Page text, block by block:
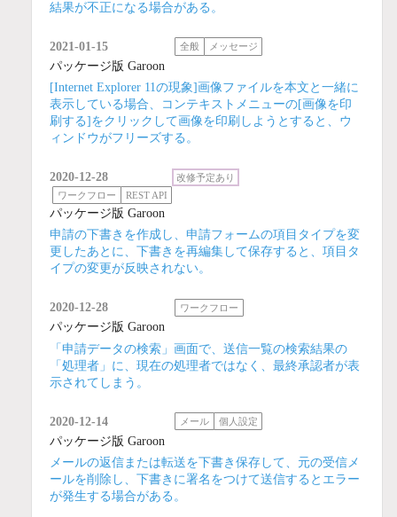
結果が不正になる場合がある。
2021-01-15 全般 メッセージ
パッケージ版 Garoon
[Internet Explorer 11の現象]画像ファイルを本文と一緒に
表示している場合、コンテキストメニューの[画像を印
刷する]をクリックして画像を印刷しようとすると、ウ
ィンドウがフリーズする。
2020-12-28
改修予定あり
ワークフロー
REST API
パッケージ版 Garoon
申請の下書きを作成し、申請フォームの項目タイプを変
更したあとに、下書きを再編集して保存すると、項目タ
イプの変更が反映されない。
2020-12-28 ワークフロー
パッケージ版 Garoon
「申請データの検索」画面で、送信一覧の検索結果の
「処理者」に、現在の処理者ではなく、最終承認者が表
示されてしまう。
2020-12-14 メール 個人設定
パッケージ版 Garoon
メールの返信または転送を下書き保存して、元の受信メ
ールを削除し、下書きに署名をつけて送信するとエラー
が発生する場合がある。